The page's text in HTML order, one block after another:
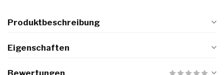
Produktbeschreibung
Eigenschaften
Bewertungen